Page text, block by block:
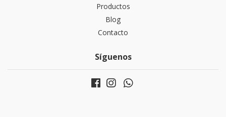
Productos
Blog
Contacto
Síguenos